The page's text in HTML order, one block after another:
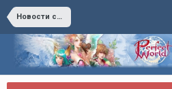
Новости сервера ThePW